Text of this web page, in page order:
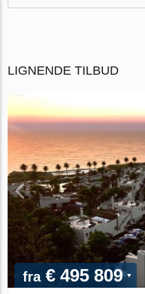
LIGNENDE TILBUD
fra€ 495 809